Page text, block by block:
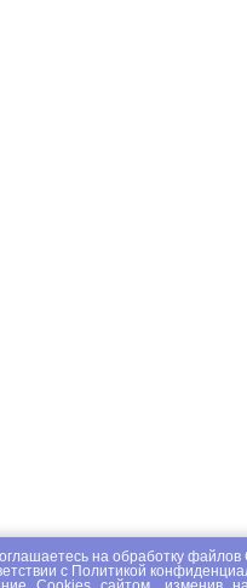
на обработку файлов
с Политикой